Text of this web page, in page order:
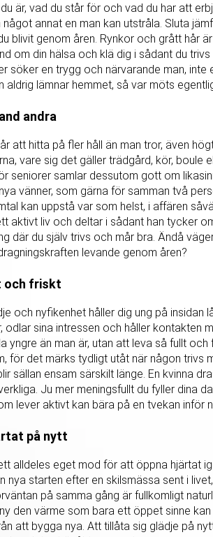
är, vad du står för och vad du har att
annat en man kan utstråla. Sluta
blivit genom åren. Rynkor och grått hår
om din hälsa och klä dig i sådant du
söker en trygg och närvarande man,
aldrig lämnar hemmet, så var möts
andra
att hitta på fler håll än man tror, även
vare sig det gäller trädgård, kör, boule
seniorer samlar dessutom gott om
vänner, som gärna för samman två
kan uppstå var som helst, i affären
aktivt liv och deltar i sådant han tycker
där du själv trivs och mår bra. Ändå
levande genom åren?
och friskt
och nyfikenhet håller dig ung på
odlar sina intressen och håller kontakten
yngre än man är, utan att leva så fullt
för det märks tydligt utåt när någon trivs
sällan ensam särskilt länge. En kvinna
Ju mer meningsfullt du fyller dina
lever aktivt kan bära på en tvekan inför
på nytt
alldeles eget mod för att öppna hjärtat
nya starten efter en skilsmässa sent i
på samma gång är fullkomligt
den värme som bara ett öppet sinne
att bygga nya. Att tillåta sig glädje på